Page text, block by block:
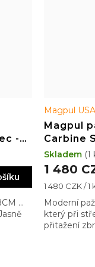
-
…
Magpul USA
Magpul
Carbine
1 480
Měrná
1 480 CZK / 1
Moderní
který při
přitažení
Skladem (1